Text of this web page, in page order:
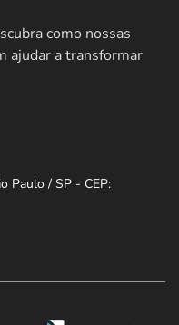
como nossas
ajudar a transformar
Paulo / SP - CEP: